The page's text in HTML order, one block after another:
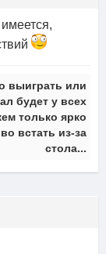
выиграть или
будет у всех
только ярко
встать из-за
стола...